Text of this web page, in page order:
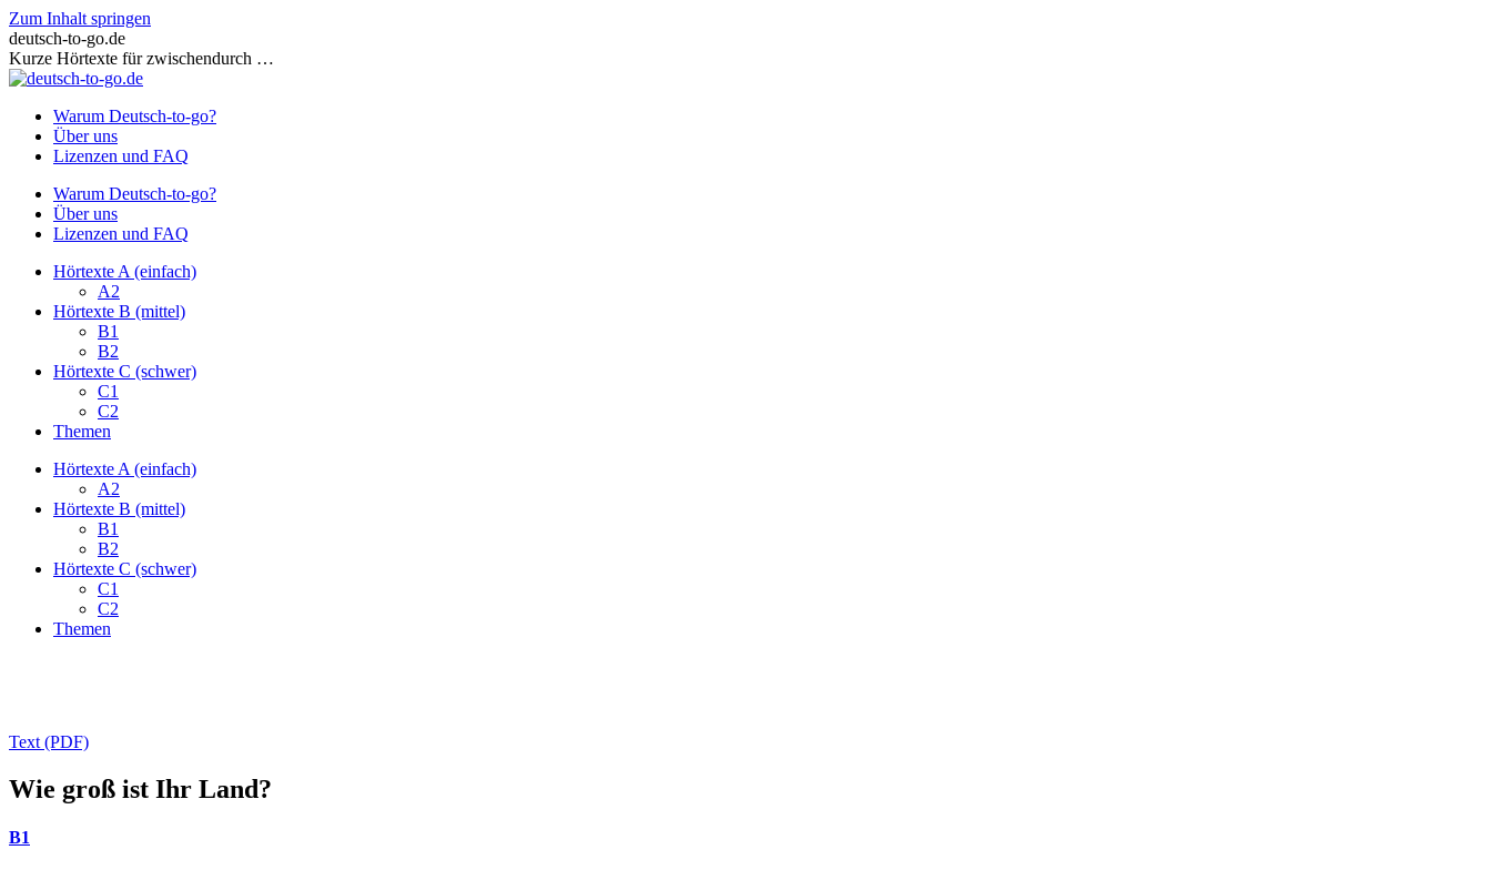
Zum Inhalt springen
deutsch-to-go.de
Kurze Hörtexte für zwischendurch …
Warum Deutsch-to-go?
Über uns
Lizenzen und FAQ
Warum Deutsch-to-go?
Über uns
Lizenzen und FAQ
Hörtexte A (einfach)
A2
Hörtexte B (mittel)
B1
B2
Hörtexte C (schwer)
C1
C2
Themen
Hörtexte A (einfach)
A2
Hörtexte B (mittel)
B1
B2
Hörtexte C (schwer)
C1
C2
Themen
Text (PDF)
Wie groß ist Ihr Land?
B1